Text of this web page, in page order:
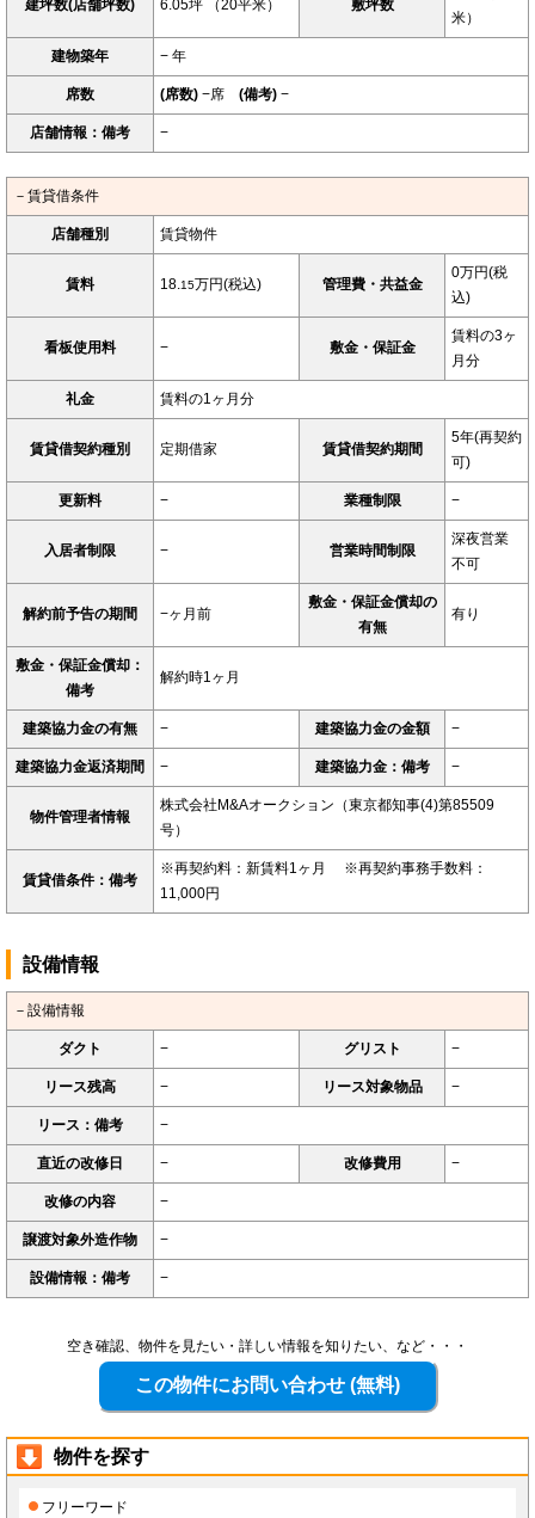
建坪数(店舗坪数) 6.05坪 （20平米） 敷坪数
米）
建物築年 − 年
席数 (席数) −席 (備考) −
店舗情報：備考 −
－賃貸借条件
店舗種別 賃貸物件
賃料 18.15万円(税込) 管理費・共益金
0万円(税
込)
看板使用料 − 敷金・保証金
賃料の3ヶ
月分
礼金 賃料の1ヶ月分
賃貸借契約種別 定期借家 賃貸借契約期間
5年(再契約
可)
更新料 − 業種制限 −
入居者制限 − 営業時間制限
深夜営業
不可
解約前予告の期間 −ヶ月前
敷金・保証金償却の
有無
有り
敷金・保証金償却：
備考
解約時1ヶ月
建築協力金の有無 − 建築協力金の金額 −
建築協力金返済期間 − 建築協力金：備考 −
物件管理者情報
株式会社M&Aオークション（東京都知事(4)第85509
号）
賃貸借条件：備考
※再契約料：新賃料1ヶ月 ※再契約事務手数料：
11,000円
設備情報
－設備情報
ダクト − グリスト −
リース残高 − リース対象物品 −
リース：備考 −
直近の改修日 − 改修費用 −
改修の内容 −
譲渡対象外造作物 −
設備情報：備考 −
空き確認、物件を見たい・詳しい情報を知りたい、など・・・
物件を探す
フリーワード